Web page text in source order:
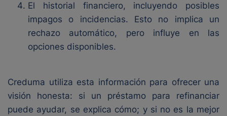
El historial financiero, incluyendo posibles
impagos o incidencias. Esto no implica un
rechazo automático, pero influye en las
opciones disponibles.
Creduma utiliza esta información para ofrecer una
visión honesta: si un préstamo para refinanciar
puede ayudar, se explica cómo; y si no es la mejor